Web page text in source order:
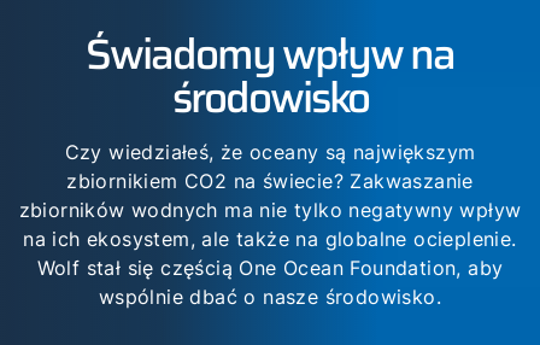
Świadomy wpływ na
środowisko
Czy wiedziałeś, że oceany są największym
zbiornikiem CO2 na świecie? Zakwaszanie
zbiorników wodnych ma nie tylko negatywny wpływ
na ich ekosystem, ale także na globalne ocieplenie.
Wolf stał się częścią One Ocean Foundation, aby
wspólnie dbać o nasze środowisko.